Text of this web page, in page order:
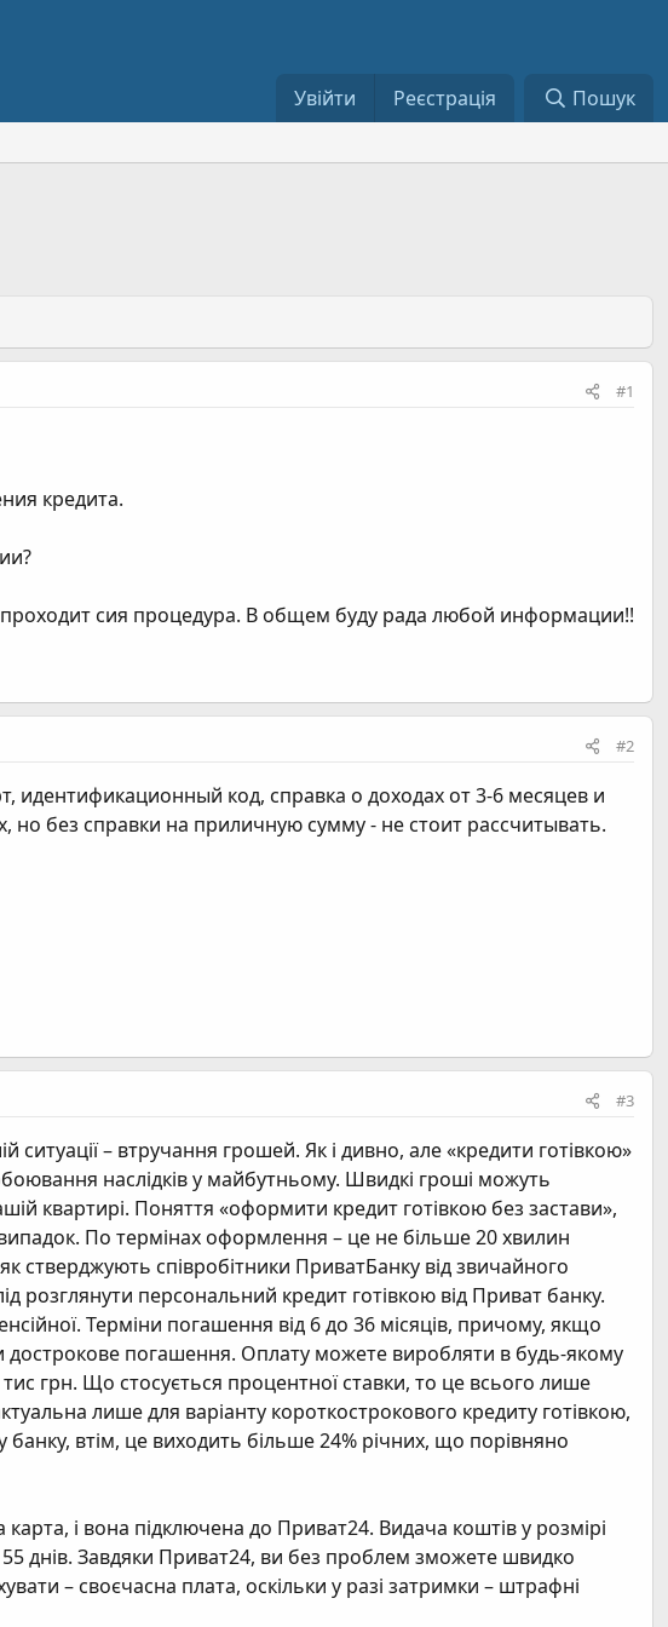
Увійти Реєстрація Пошук
#1
кредита.
сия процедура. В общем буду рада любой информации!!
#2
код, справка о доходах от 3-6 месяцев и
без справки на приличную сумму - не стоит рассчитывать.
#3
– втручання грошей. Як і дивно, але «кредити готівкою»
наслідків у майбутньому. Швидкі гроші можуть
квартирі. Поняття «оформити кредит готівкою без застави»,
По термінах оформлення – це не більше 20 хвилин
стверджують співробітники ПриватБанку від звичайного
розглянути персональний кредит готівкою від Приват банку.
Терміни погашення від 6 до 36 місяців, причому, якщо
дострокове погашення. Оплату можете виробляти в будь-якому
тис грн. Що стосується процентної ставки, то це всього лише
лише для варіанту короткострокового кредиту готівкою,
втім, це виходить більше 24% річних, що порівняно
і вона підключена до Приват24. Видача коштів у розмірі
днів. Завдяки Приват24, ви без проблем зможете швидко
– своєчасна плата, оскільки у разі затримки – штрафні